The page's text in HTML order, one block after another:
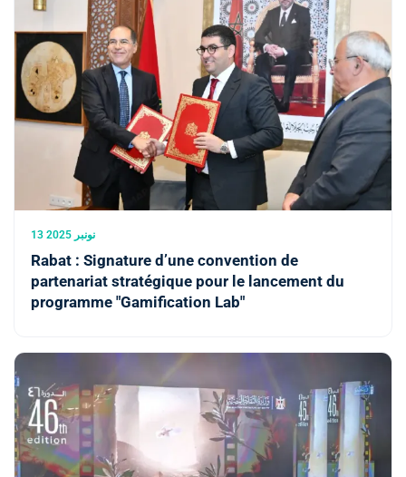
13 نونبر 2025
Rabat : Signature d’une convention de
partenariat stratégique pour le lancement du
programme "Gamification Lab"